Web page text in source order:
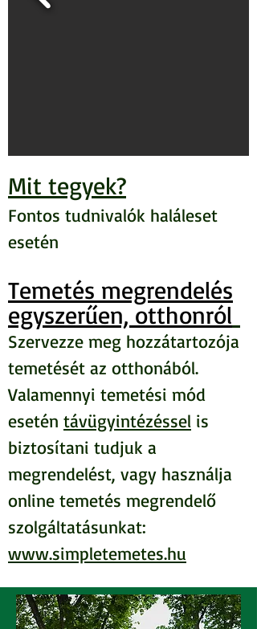
Mit tegyek?
Fontos tudnivalók haláleset
esetén
Temetés megrendelés
egyszerűen, otthonról
Szervezze meg hozzátartozója
temetését az otthonából.
Valamennyi temetési mód
esetén távügyintézéssel is
biztosítani tudjuk a
megrendelést, vagy használja
online temetés megrendelő
szolgáltatásunkat:
www.simpletemetes.hu